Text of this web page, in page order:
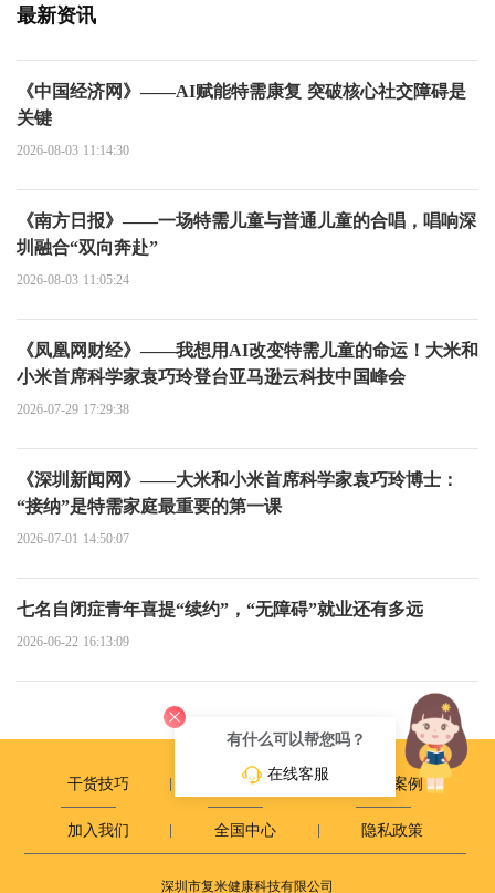
最新资讯
《中国经济网》——AI赋能特需康复 突破核心社交障碍是
关键
2026-08-03 11:14:30
《南方日报》——一场特需儿童与普通儿童的合唱，唱响深
圳融合“双向奔赴”
2026-08-03 11:05:24
《凤凰网财经》——我想用AI改变特需儿童的命运！大米和
小米首席科学家袁巧玲登台亚马逊云科技中国峰会
2026-07-29 17:29:38
《深圳新闻网》——大米和小米首席科学家袁巧玲博士：
“接纳”是特需家庭最重要的第一课
2026-07-01 14:50:07
七名自闭症青年喜提“续约”，“无障碍”就业还有多远
2026-06-22 16:13:09
干货技巧 政策动态 成长案例
加入我们 全国中心 隐私政策
深圳市复米健康科技有限公司
有什么可以帮您吗？
在线客服